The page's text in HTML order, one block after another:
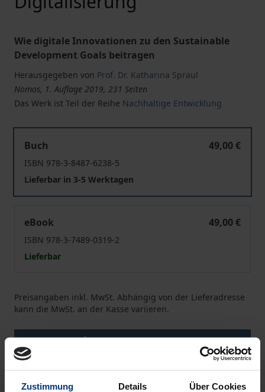
Zustimmung Details Über Cookies
Wie digitale Innovationen zu den Sustainable
Development Goals beitragen
Herausgegeben von Prof. Dr. Katharina Spraul
Nomos, 1. Auflage 2019, 231 Seiten
Das Werk ist Teil der Reihe Nachhaltige Entwicklung
Buch
49,00 €
ISBN 978-3-8487-6238-5
Lieferbar in 3-5 Werktagen
eBook
49,00 €
ISBN 978-3-7489-0319-2
Lieferbar
Preisangaben inkl. MwSt. Abhängig von der Lieferadresse
kann die MwSt. an der Kasse variieren.
Zur Wunschliste hinzufügen